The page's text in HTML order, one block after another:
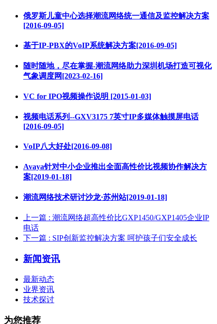
俄罗斯儿童中心选择潮流网络统一通信及监控解决方案
[2016-09-05]
基于IP-PBX的VoIP系统解决方案[2016-09-05]
随时随地，尽在掌握-潮流网络助力深圳机场打造可视化
气象调度网[2023-02-16]
VC for IPO视频操作说明 [2015-01-03]
视频电话系列--GXV3175 7英寸IP多媒体触摸屏电话
[2016-09-05]
VoIP八大好处[2016-09-08]
Avaya针对中小企业推出全面高性价比视频协作解决方
案[2019-01-18]
潮流网络技术研讨沙龙·苏州站[2019-01-18]
上一篇 : 潮流网络超高性价比GXP1450/GXP1405企业IP
电话
下一篇 : SIP创新监控解决方案 呵护孩子们安全成长
新闻资讯
最新动态
业界资讯
技术探讨
为您推荐